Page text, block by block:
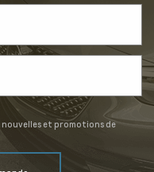
nouvelles et promotions de